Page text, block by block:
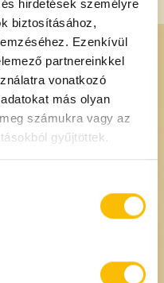
hirdetések személyre
biztosításához,
Ezenkívül
partnereinkkel
vonatkozó
más olyan
számukra vagy az
gyűjtöttek.